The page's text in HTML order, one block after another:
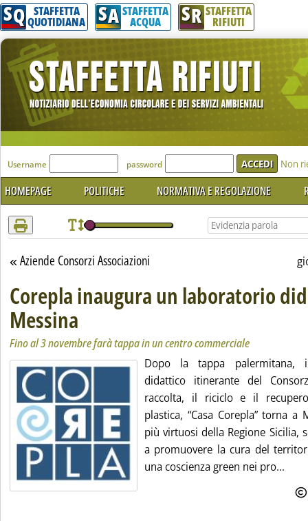
Attenzione! Esegui l'accesso per lèggere interamente la notizia.
SQ STAFFETTA
QUOTIDIANA SA STAFFETTA
ACQUA SR STAFFETTA
RIFIUTI
'Modulo Login per accedere'
Username password Non
HOMEPAGE POLITICHE NORMATIVA E REGOLAZIONE
Torna alla sezione
Aziende Consorzi Associazioni
Corepla inaugura un laboratorio
Messina
Fino al 3 novembre farà tappa in un centro commerciale
Dopo la tappa palermitana,
didattico itinerante del
raccolta, il riciclo e il
plastica, “Casa Corepla” torna
più virtuosi della Regione Sicilia,
a promuovere la cura del
una coscienza green nei pro...